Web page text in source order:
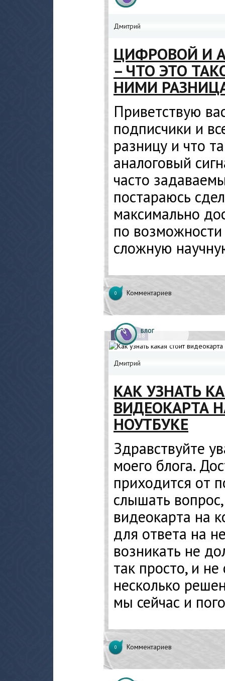
Дмитрий
ЦИФРОВОЙ И
– ЧТО ЭТО
НИМИ
Приветствую
подписчики и
разницу и что
аналоговый
часто
постараюсь
максимально
по
сложную
0 Комментариев
19.12.2018
БЛОГ
Дмитрий
КАК УЗНАТЬ
ВИДЕОКАРТА
НОУТБУКЕ
Здравствуйте
моего блога.
приходится от
слышать
видеокарта на
для ответа на
возникать не
так просто, и
несколько
мы сейчас и
0 Комментариев